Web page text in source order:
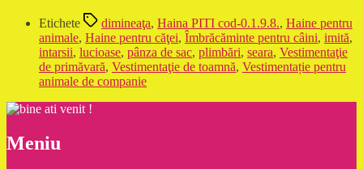
Etichete dimineaţa, Haina PITI cod-0.1.9.8., Haine pentru
animale, Haine pentru căţei, Îmbrăcăminte pentru câini, imită,
intarsii, lucioase, pânza de sac, plimbări, seara, Vestimentaţie
de primăvară, Vestimentaţie de toamnă, Vestimentație pentru
animale de companie
Meniu